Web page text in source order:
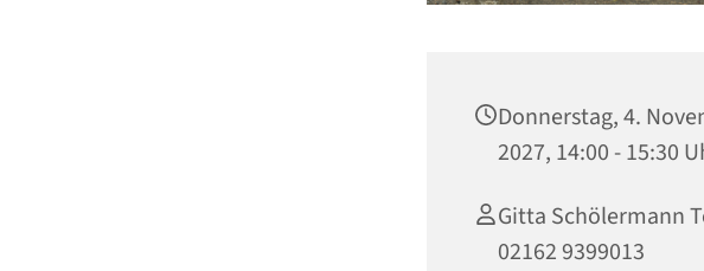
Donnerstag, 4.
2027, 14:00 - 15:30
Gitta Schölermann
02162 9399013